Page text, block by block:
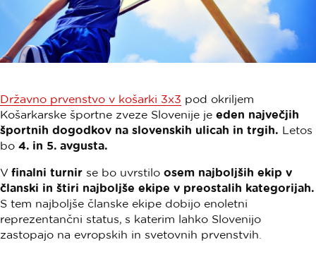
Državno prvenstvo v košarki 3x3 pod okriljem
Košarkarske športne zveze Slovenije je eden največjih
športnih dogodkov na slovenskih ulicah in trgih. Letos
bo 4. in 5. avgusta.
V finalni turnir se bo uvrstilo osem najboljših ekip v
članski in štiri najboljše ekipe v preostalih kategorijah.
S tem najboljše članske ekipe dobijo enoletni
reprezentančni status, s katerim lahko Slovenijo
zastopajo na evropskih in svetovnih prvenstvih.